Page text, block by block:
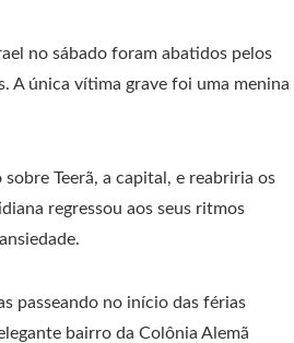
no sábado foram abatidos pelos
A única vítima grave foi uma menina
Teerã, a capital, e reabriria os
regressou aos seus ritmos
passeando no início das férias
bairro da Colônia Alemã